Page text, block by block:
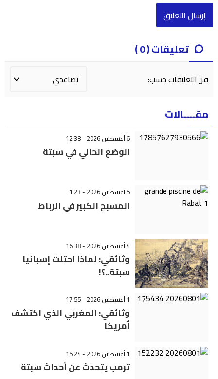
تعليقات ( 0 )
فرز التعليقات حسب:
مقــــالات
6 أغسطس 2026 - 12:38
الوضع الحالي في سبتة
5 أغسطس 2026 - 1:23
المسبح الكبير في الرباط
4 أغسطس 2026 - 16:38
وثائقي: لماذا احتلت إسبانيا
سبتة..؟!
1 أغسطس 2026 - 17:55
وثائقي: المغربي الذي اكتشف
أمريكا
1 أغسطس 2026 - 15:24
ترمب يتحدث عن أحداث سبتة